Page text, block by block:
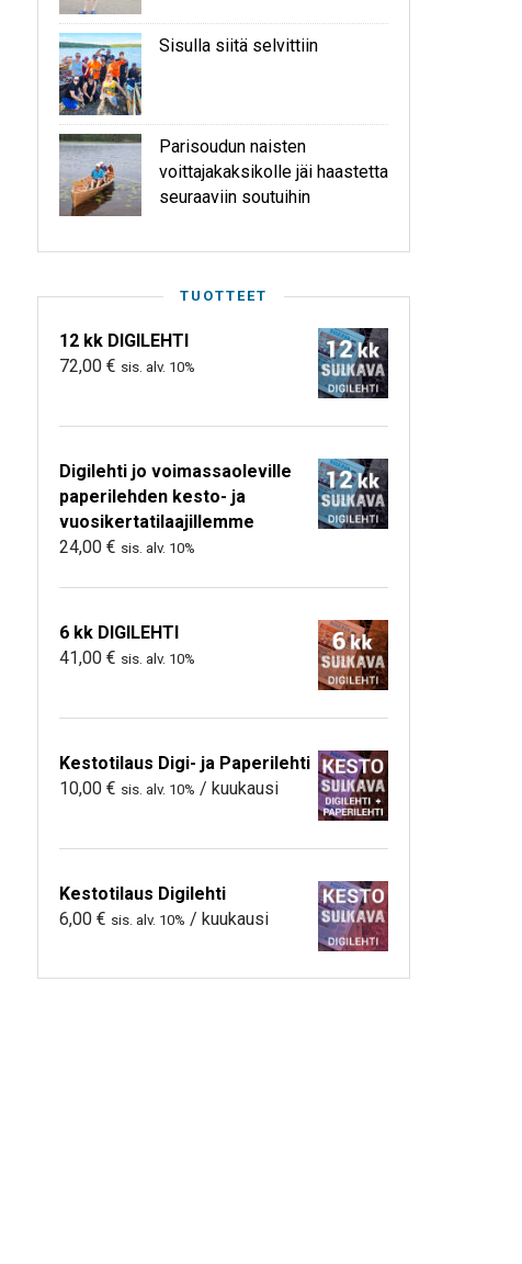
Sisulla siitä selvittiin
Parisoudun naisten
voittajakaksikolle jäi haastetta
seuraaviin soutuihin
TUOTTEET
12 kk DIGILEHTI
72,00 € sis. alv. 10%
Digilehti jo voimassaoleville
paperilehden kesto- ja
vuosikertatilaajillemme
24,00 € sis. alv. 10%
6 kk DIGILEHTI
41,00 € sis. alv. 10%
Kestotilaus Digi- ja Paperilehti
10,00 € sis. alv. 10% / kuukausi
Kestotilaus Digilehti
6,00 € sis. alv. 10% / kuukausi